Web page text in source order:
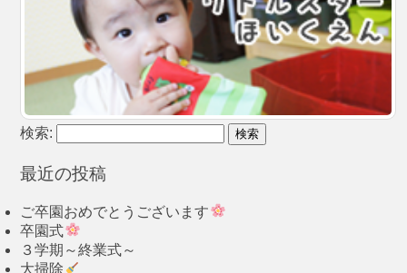
検索:
最近の投稿
ご卒園おめでとうございます
卒園式
３学期～終業式～
大掃除